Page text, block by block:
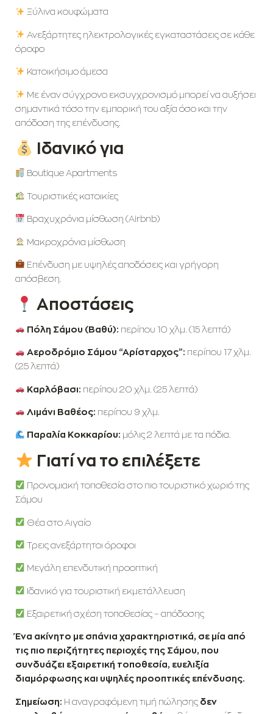
Ξύλινα κουφώματα
Ανεξάρτητες ηλεκτρολογικές εγκαταστάσεις σε κάθε
όροφο
Κατοικήσιμο άμεσα
Με έναν σύγχρονο εκσυγχρονισμό μπορεί να αυξήσει
σημαντικά τόσο την εμπορική του αξία όσο και την
απόδοση της επένδυσης.
Ιδανικό για
Boutique Apartments
Τουριστικές κατοικίες
Βραχυχρόνια μίσθωση (Airbnb)
Μακροχρόνια μίσθωση
Επένδυση με υψηλές αποδόσεις και γρήγορη
απόσβεση.
Αποστάσεις
Πόλη Σάμου (Βαθύ): περίπου 10 χλμ. (15 λεπτά)
Αεροδρόμιο Σάμου “Αρίσταρχος”: περίπου 17 χλμ.
(25 λεπτά)
Καρλόβασι: περίπου 20 χλμ. (25 λεπτά)
Λιμάνι Βαθέος: περίπου 9 χλμ.
Παραλία Κοκκαρίου: μόλις 2 λεπτά με τα πόδια.
Γιατί να το επιλέξετε
Προνομιακή τοποθεσία στο πιο τουριστικό χωριό της
Σάμου
Θέα στο Αιγαίο
Τρεις ανεξάρτητοι όροφοι
Μεγάλη επενδυτική προοπτική
Ιδανικό για τουριστική εκμετάλλευση
Εξαιρετική σχέση τοποθεσίας – απόδοσης
Ένα ακίνητο με σπάνια χαρακτηριστικά, σε μία από
τις πιο περιζήτητες περιοχές της Σάμου, που
συνδυάζει εξαιρετική τοποθεσία, ευελιξία
διαμόρφωσης και υψηλές προοπτικές επένδυσης.
Σημείωση: Η αναγραφόμενη τιμή πώλησης δεν